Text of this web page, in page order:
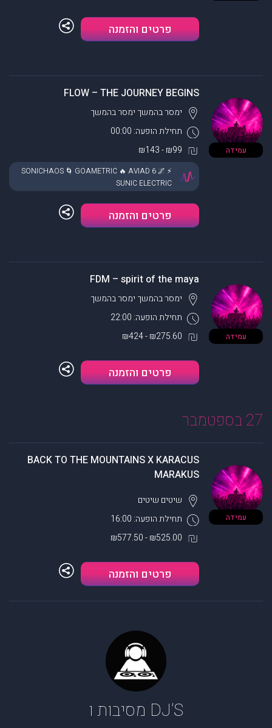
פרטים והזמנה
עמידה
FLOW – THE JOURNEY BEGINS
תחילת הופעה: 00:00
ימסר בהמשך ימסר בהמשך
₪99 - ₪143
⚡ SONICHAOS 🌀 GOAMETRIC 🔥 AVIAD 6 🌌
SUNIC ELECTRIC
פרטים והזמנה
עמידה
FDM – spirit of the maya
תחילת הופעה: 22:00
ימסר בהמשך ימסר בהמשך
₪275.60 - ₪424
פרטים והזמנה
27 בספטמבר
עמידה
BACK TO THE MOUNTAINS X KARACUS
MARAKUS
תחילת הופעה: 16:00
שיטים שיטים
₪525.00 - ₪577.50
פרטים והזמנה
DJ’S מסיבות ו